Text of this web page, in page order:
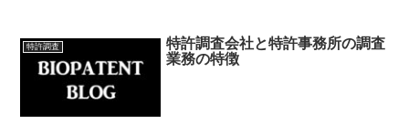
特許調査
特許調査会社と特許事務所の調査
業務の特徴